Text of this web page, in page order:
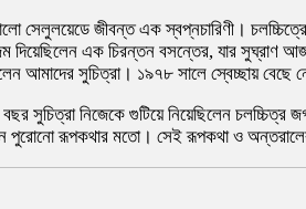
সেলুলয়েডে জীবন্ত এক স্বপ্নচারিণী।
দিয়েছিলেন এক চিরন্তন বসন্তের, যার সুঘ্রাণ
আমাদের সুচিত্রা। ১৯৭৮ সালে স্বেচ্ছায়
সুচিত্রা নিজেকে গুটিয়ে নিয়েছিলেন
পুরোনো রূপকথার মতো। সেই রূপকথা ও